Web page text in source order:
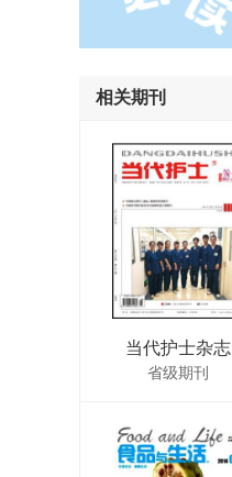
相关期刊
当代护士杂志
省级期刊